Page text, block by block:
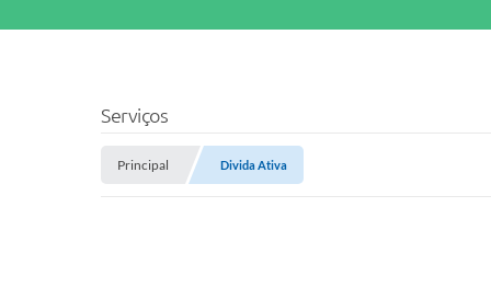
Serviços
Principal Divida Ativa